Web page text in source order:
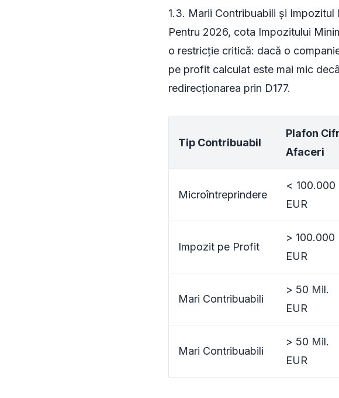
1.3. Marii Contribuabili și Impozitul
Pentru 2026, cota Impozitului
o restricție critică: dacă o
pe profit calculat este mai mic
redirecționarea prin D177.
Tip Contribuabil
Plafon
Afaceri
Microîntreprindere
< 100.000
EUR
Impozit pe Profit
> 100.000
EUR
Mari Contribuabili
> 50 Mil.
EUR
Mari Contribuabili
> 50 Mil.
EUR